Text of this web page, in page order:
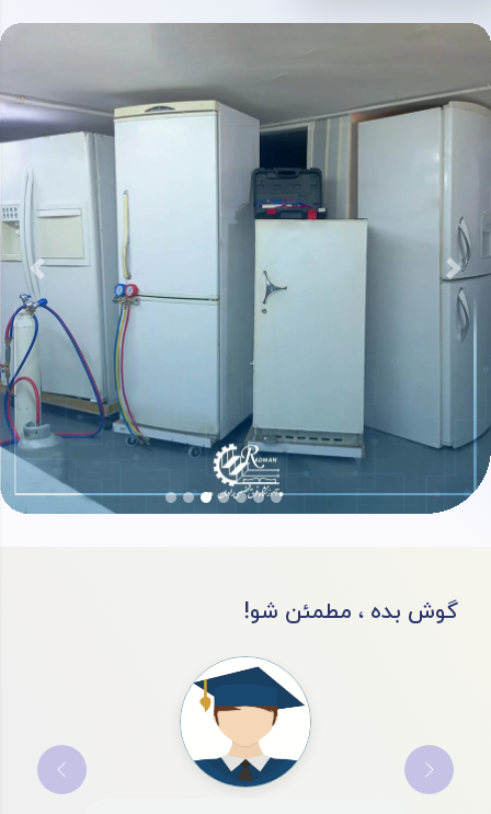
قبلی بعدی
!گوش بده ، مطمئن شو